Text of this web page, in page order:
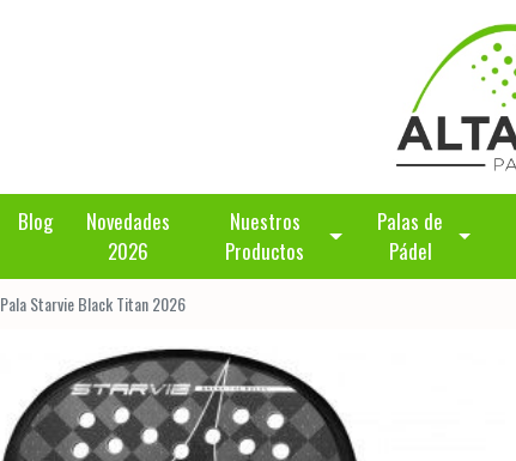
Blog
Novedades
2026
Nuestros
Productos
Palas de
Pádel
Pala Starvie Black Titan 2026